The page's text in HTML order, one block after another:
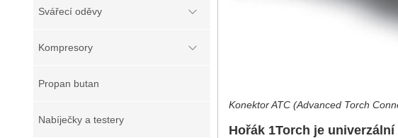
Svářecí oděvy
Kompresory
Propan butan
Nabíječky a testery
Konektor ATC (Advanced Torch
Hořák 1Torch je univerzální